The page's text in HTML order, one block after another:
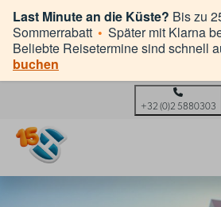
Last Minute an die Küste? Bis zu
Sommerrabatt • Später mit Klarna
Beliebte Reisetermine sind schnell
buchen
+32 (0)2 5880303